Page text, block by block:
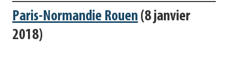
Paris-Normandie Rouen (8 janvier
2018)